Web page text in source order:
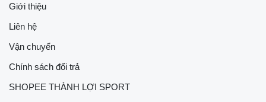
Giới thiệu
Liên hệ
Vận chuyển
Chính sách đổi trả
SHOPEE THÀNH LỢI SPORT